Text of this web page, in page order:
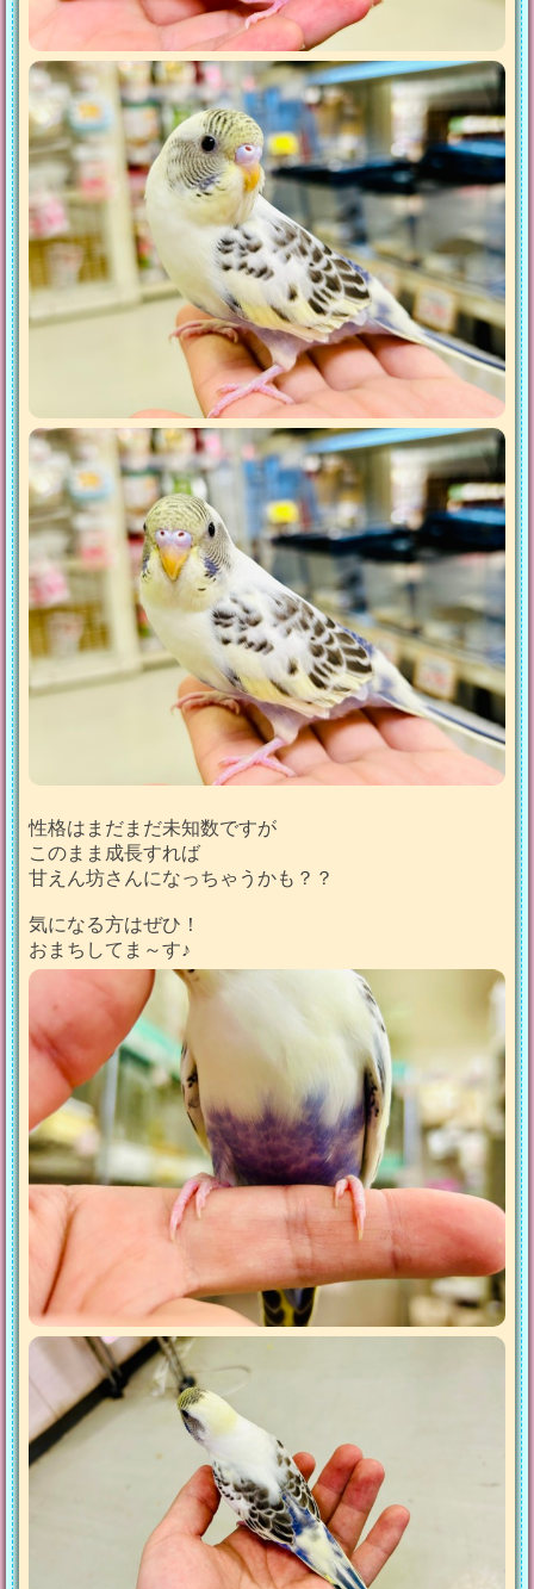
性格はまだまだ未知数ですが
このまま成長すれば
甘えん坊さんになっちゃうかも？？
気になる方はぜひ！
おまちしてま～す♪